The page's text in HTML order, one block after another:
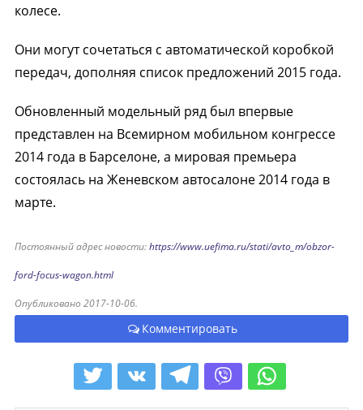
колесе.
Они могут сочетаться с автоматической коробкой
передач, дополняя список предложений 2015 года.
Обновленный модельный ряд был впервые
представлен на Всемирном мобильном конгрессе
2014 года в Барселоне, а мировая премьера
состоялась на Женевском автосалоне 2014 года в
марте.
Постоянный адрес новости:https://www.uefima.ru/stati/avto_m/obzor-
ford-focus-wagon.html
Опубликовано 2017-10-06.
Комментировать